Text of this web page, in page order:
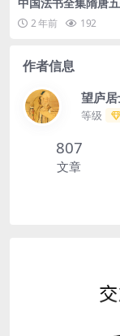
2 年前 192
作者信息
望庐
等级
807
文章